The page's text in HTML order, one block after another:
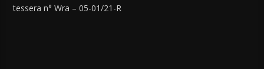
tessera n° Wra – 05-01/21-R